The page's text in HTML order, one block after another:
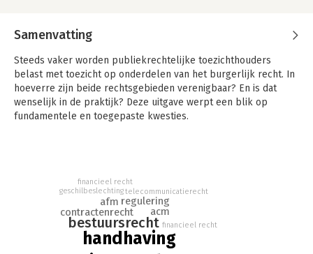
Samenvatting
Steeds vaker worden publiekrechtelijke toezichthouders
belast met toezicht op onderdelen van het burgerlijk recht. In
hoeverre zijn beide rechtsgebieden verenigbaar? En is dat
wenselijk in de praktijk? Deze uitgave werpt een blik op
fundamentele en toegepaste kwesties.
privaatrecht toe in telecommunicatierecht, financieel recht en
consumentenrecht.
Handhaving van privaatrecht door toezichthouder verkent hoe
bestuursrechtelijke toezichthouders dergelijke
privaatrechtelijk geaarde regels toepassen. Het belicht
handhaving
bestuursrecht
contractenrecht
afm regulering
acm
geschilbeslechting
financieel recht
telecommunicatierecht
financieel recht